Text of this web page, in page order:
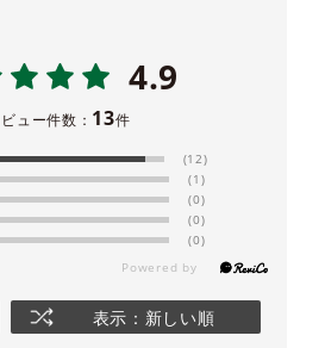
4.9
ュー件数： 13件
(12)
(1)
(0)
(0)
(0)
表示：新しい順